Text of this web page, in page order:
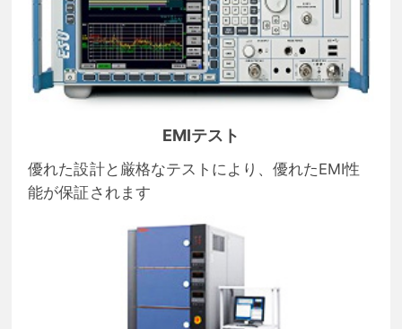
EMIテスト
優れた設計と厳格なテストにより、優れたEMI性
能が保証されます